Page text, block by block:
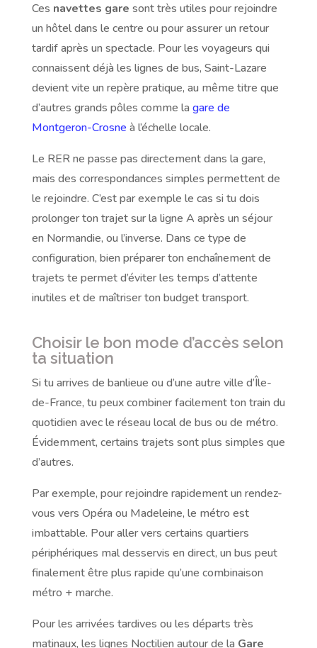
Ces navettes gare sont très utiles pour rejoindre
un hôtel dans le centre ou pour assurer un retour
tardif après un spectacle. Pour les voyageurs qui
connaissent déjà les lignes de bus, Saint-Lazare
devient vite un repère pratique, au même titre que
d’autres grands pôles comme la gare de
Montgeron-Crosne à l’échelle locale.
Le RER ne passe pas directement dans la gare,
mais des correspondances simples permettent de
le rejoindre. C’est par exemple le cas si tu dois
prolonger ton trajet sur la ligne A après un séjour
en Normandie, ou l’inverse. Dans ce type de
configuration, bien préparer ton enchaînement de
trajets te permet d’éviter les temps d’attente
inutiles et de maîtriser ton budget transport.
Choisir le bon mode d’accès selon
ta situation
Si tu arrives de banlieue ou d’une autre ville d’Île-
de-France, tu peux combiner facilement ton train du
quotidien avec le réseau local de bus ou de métro.
Évidemment, certains trajets sont plus simples que
d’autres.
Par exemple, pour rejoindre rapidement un rendez-
vous vers Opéra ou Madeleine, le métro est
imbattable. Pour aller vers certains quartiers
périphériques mal desservis en direct, un bus peut
finalement être plus rapide qu’une combinaison
métro + marche.
Pour les arrivées tardives ou les départs très
matinaux, les lignes Noctilien autour de la Gare